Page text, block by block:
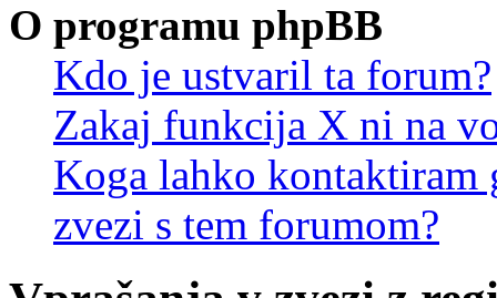
O programu phpBB
Kdo je ustvaril ta forum?
Zakaj funkcija X ni na
Koga lahko kontaktiram
zvezi s tem forumom?